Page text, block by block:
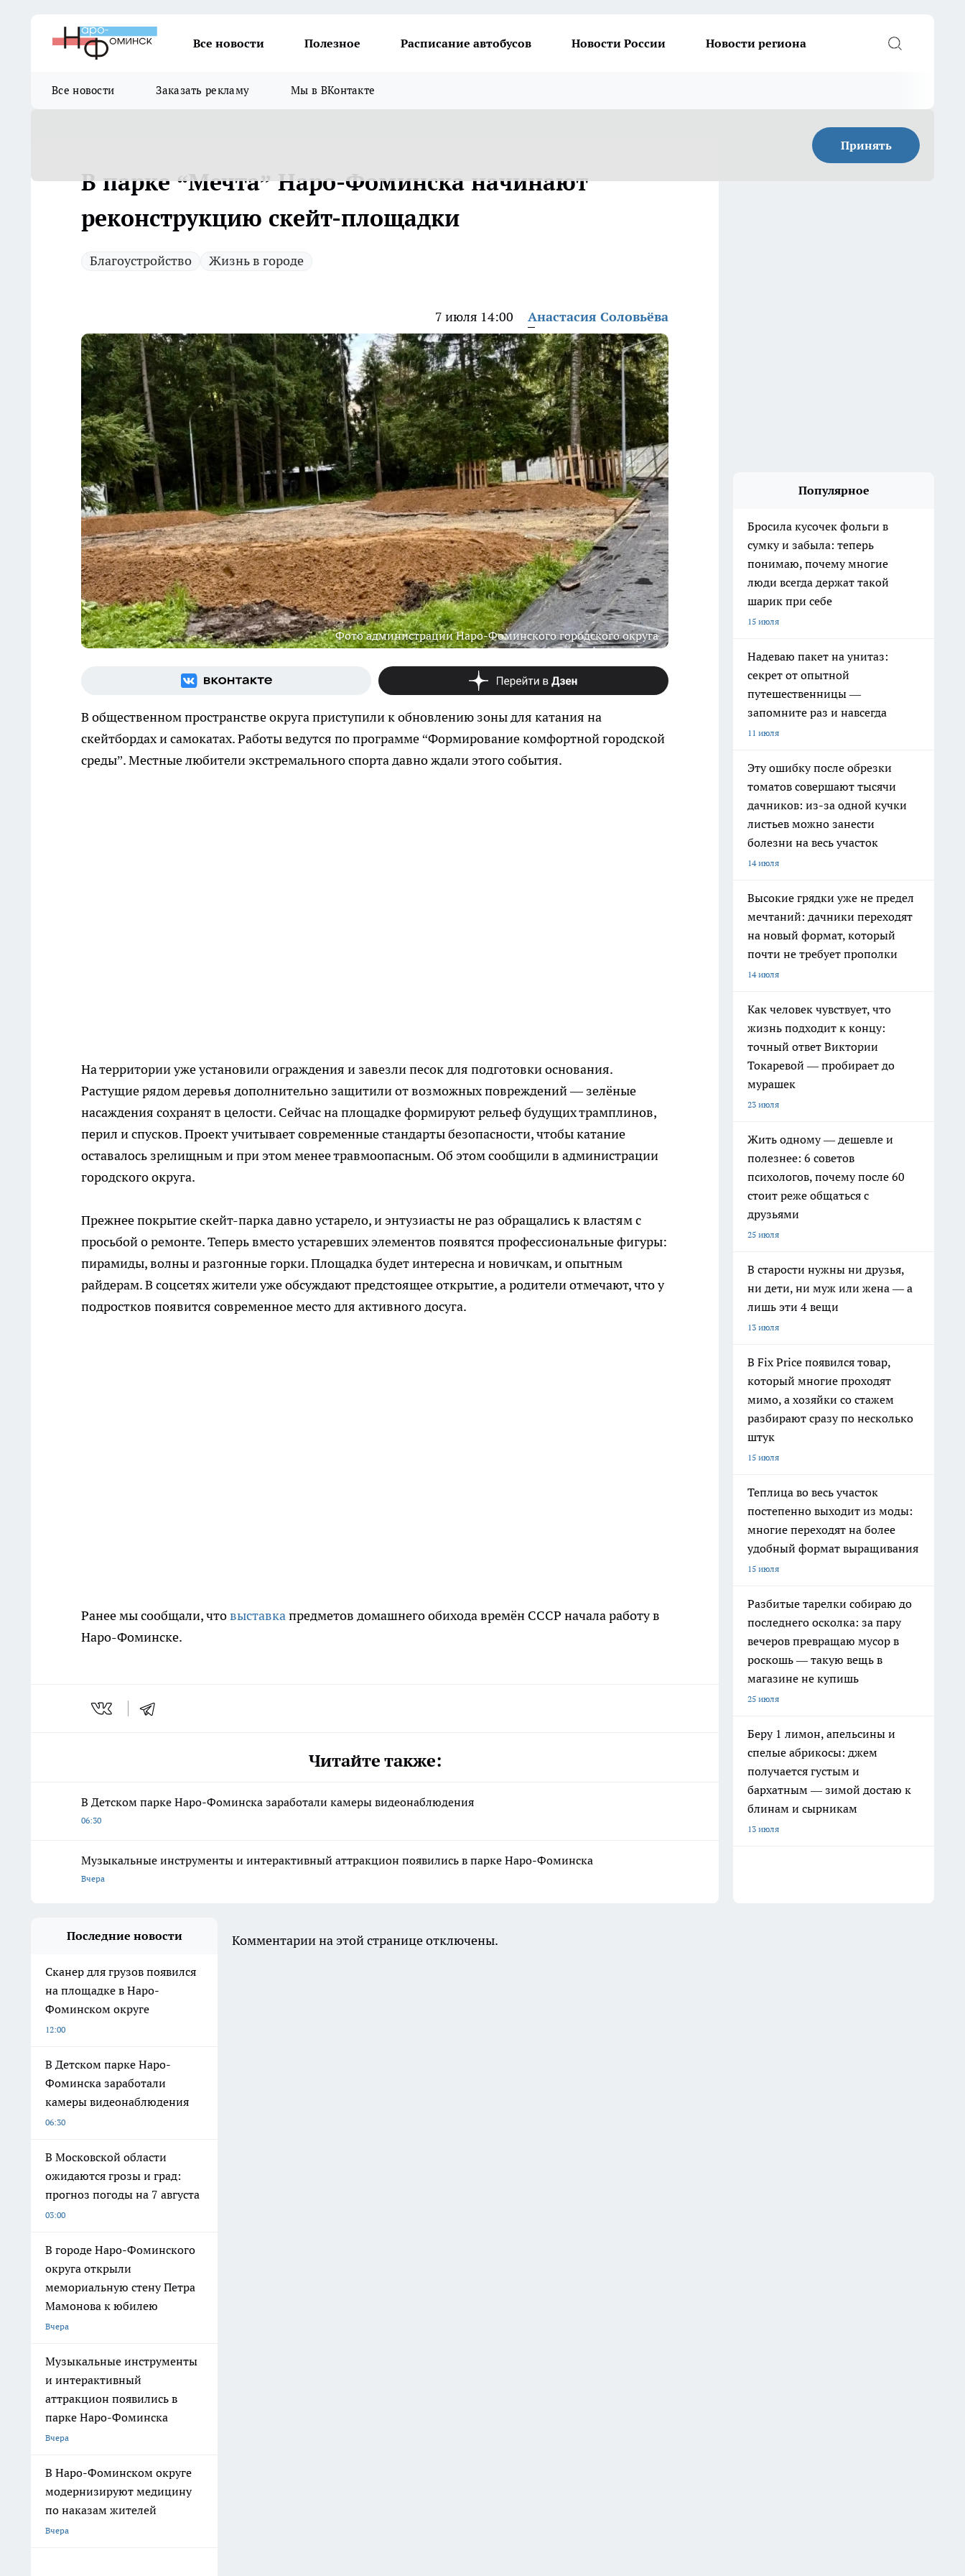
Все новости Полезное Расписание автобусов Новости России Новости региона
Все новости Заказать рекламу Мы в ВКонтакте
Принять
В парке “Мечта” Наро-Фоминска начинают
реконструкцию скейт-площадки
Благоустройство Жизнь в городе
7 июля 14:00 Анастасия Соловьёва
Фото администрации Наро-Фоминского городского округа
В общественном пространстве округа приступили к обновлению зоны для катания на
скейтбордах и самокатах. Работы ведутся по программе “Формирование комфортной городской
среды”. Местные любители экстремального спорта давно ждали этого события.
На территории уже установили ограждения и завезли песок для подготовки основания.
Растущие рядом деревья дополнительно защитили от возможных повреждений — зелёные
насаждения сохранят в целости. Сейчас на площадке формируют рельеф будущих трамплинов,
перил и спусков. Проект учитывает современные стандарты безопасности, чтобы катание
оставалось зрелищным и при этом менее травмоопасным. Об этом сообщили в администрации
городского округа.
Прежнее покрытие скейт-парка давно устарело, и энтузиасты не раз обращались к властям с
просьбой о ремонте. Теперь вместо устаревших элементов появятся профессиональные фигуры:
пирамиды, волны и разгонные горки. Площадка будет интересна и новичкам, и опытным
райдерам. В соцсетях жители уже обсуждают предстоящее открытие, а родители отмечают, что у
подростков появится современное место для активного досуга.
Ранее мы сообщали, чтовыставкапредметов домашнего обихода времён СССР начала работу в
Наро-Фоминске.
Читайте также:
В Детском парке Наро-Фоминска заработали камеры видеонаблюдения
06:30
Музыкальные инструменты и интерактивный аттракцион появились в парке Наро-Фоминска
Вчера
Популярное
Бросила кусочек фольги в
сумку и забыла: теперь
понимаю, почему многие
люди всегда держат такой
шарик при себе
15 июля
Надеваю пакет на унитаз:
секрет от опытной
путешественницы —
запомните раз и навсегда
11 июля
Эту ошибку после обрезки
томатов совершают тысячи
дачников: из-за одной кучки
листьев можно занести
болезни на весь участок
14 июля
Высокие грядки уже не предел
мечтаний: дачники переходят
на новый формат, который
почти не требует прополки
14 июля
Как человек чувствует, что
жизнь подходит к концу:
точный ответ Виктории
Токаревой — пробирает до
мурашек
23 июля
Жить одному — дешевле и
полезнее: 6 советов
психологов, почему после 60
стоит реже общаться с
друзьями
25 июля
В старости нужны ни друзья,
ни дети, ни муж или жена — а
лишь эти 4 вещи
13 июля
В Fix Price появился товар,
который многие проходят
мимо, а хозяйки со стажем
разбирают сразу по несколько
штук
15 июля
Теплица во весь участок
постепенно выходит из моды:
многие переходят на более
удобный формат выращивания
15 июля
Разбитые тарелки собираю до
последнего осколка: за пару
вечеров превращаю мусор в
роскошь — такую вещь в
магазине не купишь
25 июля
Беру 1 лимон, апельсины и
спелые абрикосы: джем
получается густым и
бархатным — зимой достаю к
блинам и сырникам
13 июля
Последние новости
Сканер для грузов появился
на площадке в Наро-
Фоминском округе
12:00
В Детском парке Наро-
Фоминска заработали
камеры видеонаблюдения
06:30
В Московской области
ожидаются грозы и град:
прогноз погоды на 7 августа
03:00
В городе Наро-Фоминского
округа открыли
мемориальную стену Петра
Мамонова к юбилею
Вчера
Музыкальные инструменты
и интерактивный
аттракцион появились в
парке Наро-Фоминска
Вчера
В Наро-Фоминском округе
модернизируют медицину
по наказам жителей
Вчера
Комментарии на этой странице отключены.